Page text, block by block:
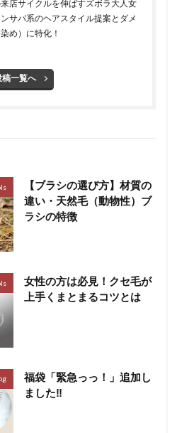
店サイクルを伸ばすズボラ大人女
サバ系のヘアスタイル提案とダメ
め）に特化！
稿一覧へ
【ブラシの選び方】材質の
違い・天然毛（動物性）ブ
ラシの特徴
女性の方は必見！クセ毛が
上手くまとまるコツとは
福袋「緊急っっ！」追加し
ました‼︎